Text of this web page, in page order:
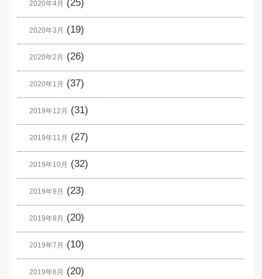
2020年4月 (25)
2020年3月 (19)
2020年2月 (26)
2020年1月 (37)
2019年12月 (31)
2019年11月 (27)
2019年10月 (32)
2019年9月 (23)
2019年8月 (20)
2019年7月 (10)
2019年6月 (20)